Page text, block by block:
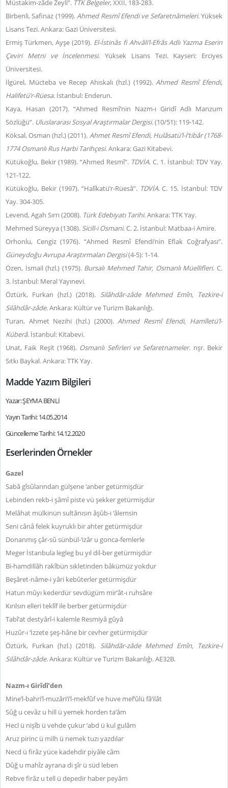
Müstakim-zâde Zeyli”. TTK Belgeler, XXII, 183-283.
Birbenli, Safinaz (1999).Ahmed Resmî Efendi ve Sefaretnâmeleri. Yüksek
Lisans Tezi. Ankara: Gazi Üniversitesi.
Ermiş Türkmen, Ayşe (2019). El-İstinâs fi Ahvâli’l-Efrâs Adlı Yazma Eserin
Çeviri Metni ve İncelenmesi. Yüksek Lisans Tezi. Kayseri: Erciyes
Üniversitesi.
İlgürel, Mücteba ve Recep Ahıskalı (hzl.) (1992).Ahmed Resmî Efendi,
Halifetü’r-Rüesa. İstanbul: Enderun.
Kaya, Hasan (2017). “Ahmed Resmî’nin Nazm-ı Giridî Adlı Manzum
Sözlüğü”. Uluslararası Sosyal Araştırmalar Dergisi. (10/51): 119-142.
Köksal, Osman (hzl.) (2011). Ahmet Resmî Efendi, Hulâsatü’l-İ‘tibâr (1768-
1774 Osmanlı Rus Harbi Tarihçesi. Ankara: Gazi Kitabevi.
Kütükoğlu, Bekir (1989). “Ahmed Resmî”. TDVİA. C. 1. İstanbul: TDV Yay.
121-122.
Kütükoğlu, Bekir (1997). “Halîkatü’r-Rüesâ”. TDVİA. C. 15. İstanbul: TDV
Yay. 304-305.
Levend, Agah Sırrı (2008). Türk Edebiyatı Tarihi. Ankara: TTK Yay.
Mehmed Süreyya (1308). Sicill-i Osmani. C. 2. İstanbul: Matbaa-i Amire.
Orhonlu, Cengiz (1976). “Ahmed Resmî Efendi’nin Eflak Coğrafyası”.
Güneydoğu Avrupa Araştırmaları Dergisi(4-5): 1-14.
Özen, İsmail (hzl.) (1975). Bursalı Mehmed Tahir, Osmanlı Müellifleri. C.
3. İstanbul: Meral Yayınevi.
Öztürk, Furkan (hzl.) (2018). Silâhdâr-zâde Mehmed Emîn, Tezkire-i
Silâhdâr-zâde. Ankara: Kültür ve Turizm Bakanlığı.
Turan, Ahmet Nezihi (hzl.) (2000).Ahmed Resmî Efendi, Hamîletü’l-
Küberâ. İstanbul: Kitabevi.
Unat, Faik Reşit (1968). Osmanlı Sefirleri ve Sefaretnameler. nşr. Bekir
Sıtkı Baykal. Ankara: TTK Yay.
Madde Yazım Bilgileri
Yazar: ŞEYMA BENLİ
Yayın Tarihi: 14.05.2014
Güncelleme Tarihi: 14.12.2020
Eserlerinden Örnekler
Gazel
Sabâ gîsûlarından gülşene ‘anber getürmişdür
Lebinden rekb-i şâmî piste vü şekker getürmişdür
Melâhat mülkinün sultânısın âşûb-ı ‘âlemsin
Seni cânâ felek kuyruklı bir ahter getürmişdür
Donanmış çâr-sû sünbül-‘izâr u gonca-femlerle
Meger İstanbula legleg bu yıl dil-ber getürmişdür
Bi-hamdillâh rakîbün sıkletinden bâkümüz yokdur
Beşâret-nâme-i yâri kebûterler getürmişdür
Hatun mûyı kederdür sevdügüm mir’ât-ı ruhsâre
Kırılsın elleri teklîf ile berber getürmişdür
Tabî‘at destyârî-i kalemle Resmiyâ gûyâ
Huzûr-ı ‘İzzete şeş-hâne bir cevher getürmişdür
Öztürk, Furkan (hzl.) (2018). Silâhdâr-zâde Mehmed Emîn, Tezkire-i
Silâhdâr-zâde. Ankara: Kültür ve Turizm Bakanlığı. AE32B.
Nazm-ı Girîdî’den
Mine’l-bahri’l-muzâri‘i’l-mekfûf ve huve mef‘ûlü fâ‘ilât
Sûğ u cevâz u hill ü yemek horden ta‘âm
Hecl ü nişîb ü vehde çukur ‘abd ü kul gulâm
Aruz pirinc ü milh ü nemek tuzı yazdılar
Necd ü firâz yüce kadehdir piyâle câm
Dûğ u mahîz ayrana di şîr ü süd leben
Rebve firâz u tell ü depedir haber peyâm